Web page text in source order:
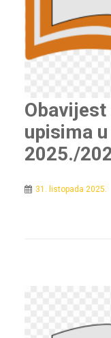
Obavijest
upisima
2025./
31. listopada 2025.